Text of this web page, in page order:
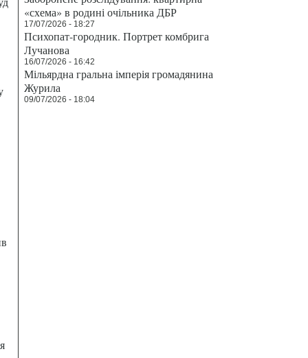
«схема» в родині очільника ДБР
17/07/2026 - 18:27
Психопат-городник. Портрет комбрига
Лучанова
16/07/2026 - 16:42
Мільярдна гральна імперія громадянина
Журила
09/07/2026 - 18:04